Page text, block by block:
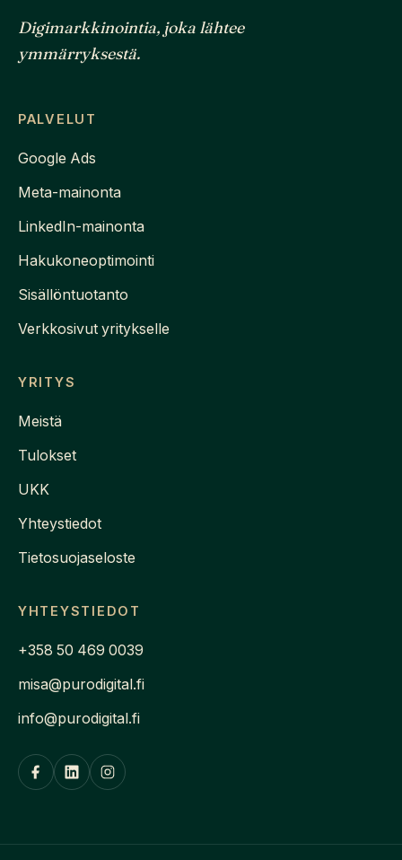
Digimarkkinointia, joka lähtee
ymmärryksestä.
PALVELUT
Google Ads
Meta-mainonta
LinkedIn-mainonta
Hakukoneoptimointi
Sisällöntuotanto
Verkkosivut yritykselle
YRITYS
Meistä
Tulokset
UKK
Yhteystiedot
Tietosuojaseloste
YHTEYSTIEDOT
+358 50 469 0039
misa@purodigital.fi
info@purodigital.fi